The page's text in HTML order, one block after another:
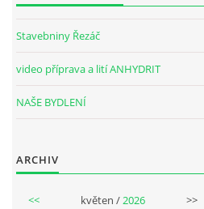
Stavebniny Řezáč
video příprava a lití ANHYDRIT
NAŠE BYDLENÍ
ARCHIV
<< květen /2026 >>